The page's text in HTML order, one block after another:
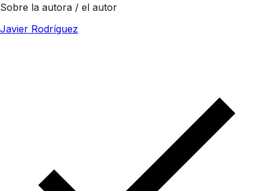
Sobre la autora / el autor
Javier Rodríguez